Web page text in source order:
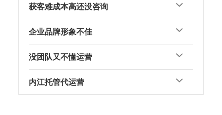
获客难成本高还没咨询
企业品牌形象不佳
没团队又不懂运营
内江托管代运营